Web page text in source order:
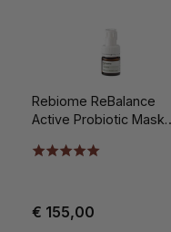
Rebiome ReBalance
Active Probiotic Mask
€ 155,00